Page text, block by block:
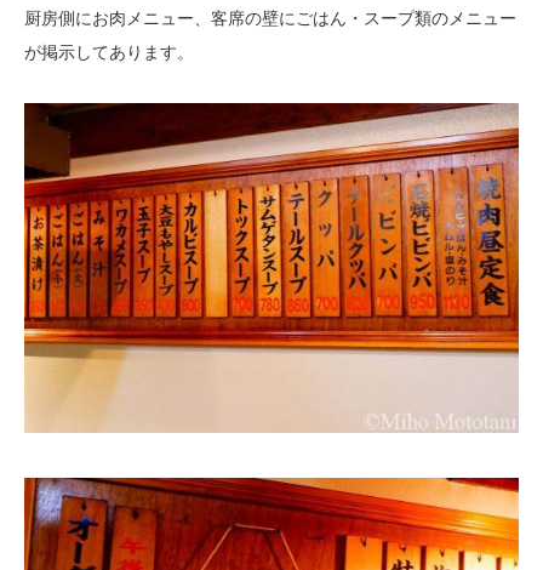
厨房側にお肉メニュー、客席の壁にごはん・スープ類のメニュー
が掲示してあります。